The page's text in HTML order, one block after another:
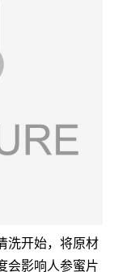
洗开始，将原材
会影响人参蜜片